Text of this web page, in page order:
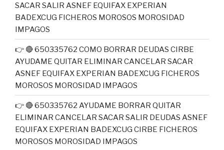
SACAR SALIR ASNEF EQUIFAX EXPERIAN
BADEXCUG FICHEROS MOROSOS MOROSIDAD
IMPAGOS
👉 🔴 650335762 COMO BORRAR DEUDAS CIRBE
AYUDAME QUITAR ELIMINAR CANCELAR SACAR
ASNEF EQUIFAX EXPERIAN BADEXCUG FICHEROS
MOROSOS MOROSIDAD IMPAGOS
👉 🔴 650335762 AYUDAME BORRAR QUITAR
ELIMINAR CANCELAR SACAR SALIR DEUDAS ASNEF
EQUIFAX EXPERIAN BADEXCUG CIRBE FICHEROS
MOROSOS MOROSIDAD IMPAGOS